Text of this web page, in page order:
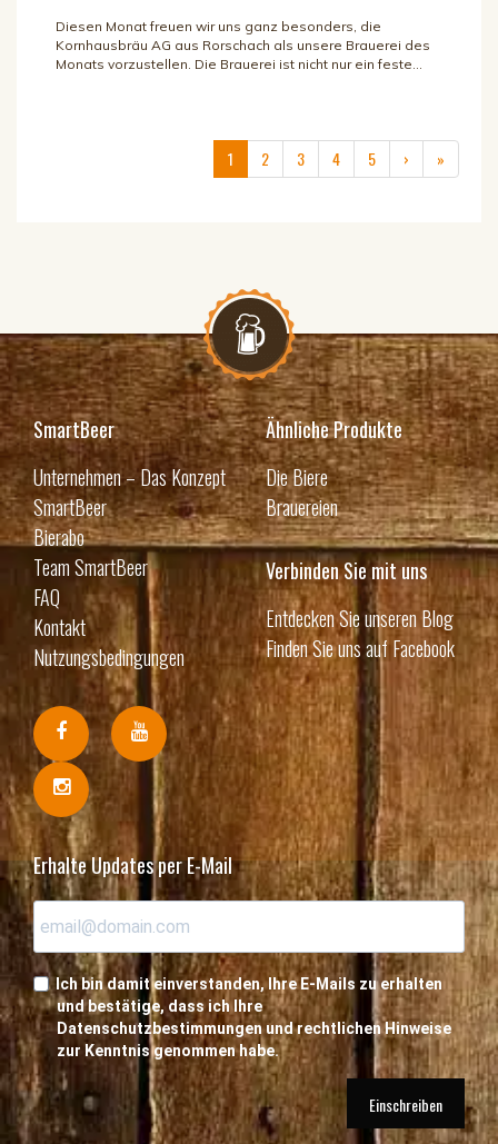
Diesen Monat freuen wir uns ganz besonders, die
Kornhausbräu AG aus Rorschach als unsere Brauerei des
Monats vorzustellen. Die Brauerei ist nicht nur ein feste...
1 (current)
2 3 4 5 › »
SmartBeer
Unternehmen – Das Konzept
SmartBeer
Bierabo
Team SmartBeer
FAQ
Kontakt
Nutzungsbedingungen
Ähnliche Produkte
Die Biere
Brauereien
Verbinden Sie mit uns
Entdecken Sie unseren Blog
Finden Sie uns auf Facebook
Erhalte Updates per E-Mail
Ich bin damit einverstanden, Ihre E-Mails zu erhalten
und bestätige, dass ich Ihre
Datenschutzbestimmungen und rechtlichen Hinweise
zur Kenntnis genommen habe.
Einschreiben